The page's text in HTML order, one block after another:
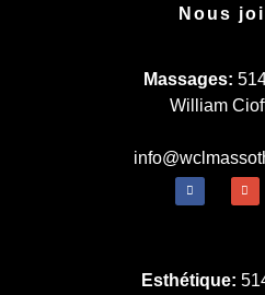
Nous
Massages:
William
Esthétique: